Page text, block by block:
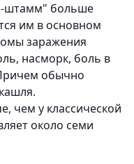
штамм" больше
им в основном
заражения
насморк, боль в
обычно
чем у классической
около семи